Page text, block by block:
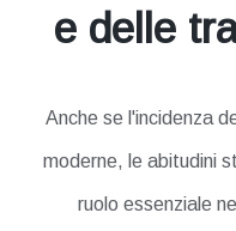
e delle
Anche se l'incidenza
moderne, le abitudini
ruolo essenziale